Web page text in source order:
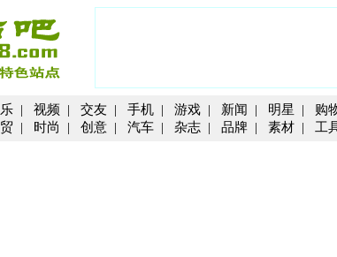
| 视频 | 交友 | 手机 | 游戏 | 新闻 | 明星 | 购
| 时尚 | 创意 | 汽车 | 杂志 | 品牌 | 素材 | 工